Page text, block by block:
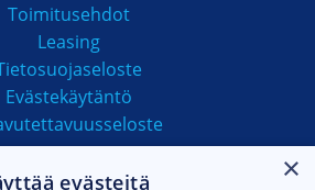
Toimitusehdot
Leasing
Evästekäytäntö
×
evästeitä